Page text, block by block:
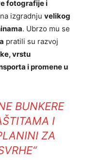
fotografije i
izgradnju velikog
. Ubrzo mu se
pratili su razvoj
vrstu
i promene u
BUNKERE
I
ZA